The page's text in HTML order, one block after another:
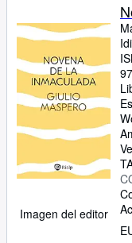
Imagen del editor